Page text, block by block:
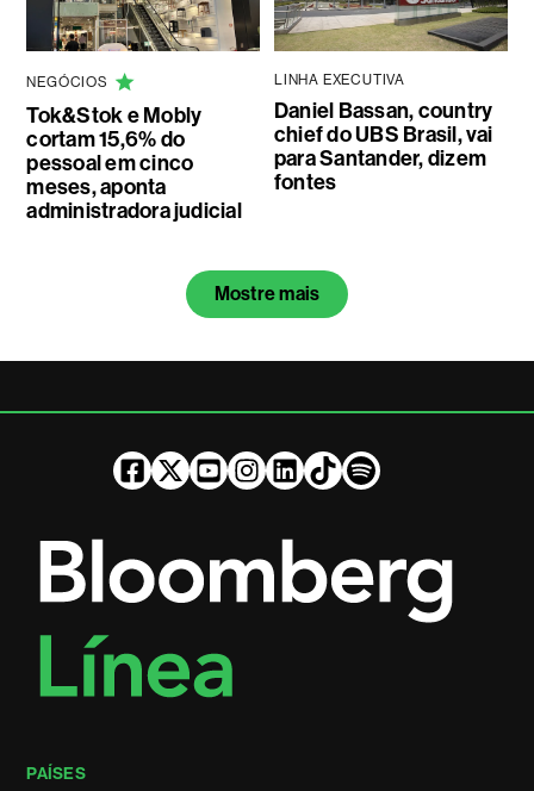
NEGÓCIOS
Tok&Stok e Mobly
cortam 15,6% do
pessoal em cinco
meses, aponta
administradora judicial
LINHA EXECUTIVA
Daniel Bassan, country
chief do UBS Brasil, vai
para Santander, dizem
fontes
Mostre mais
PAÍSES